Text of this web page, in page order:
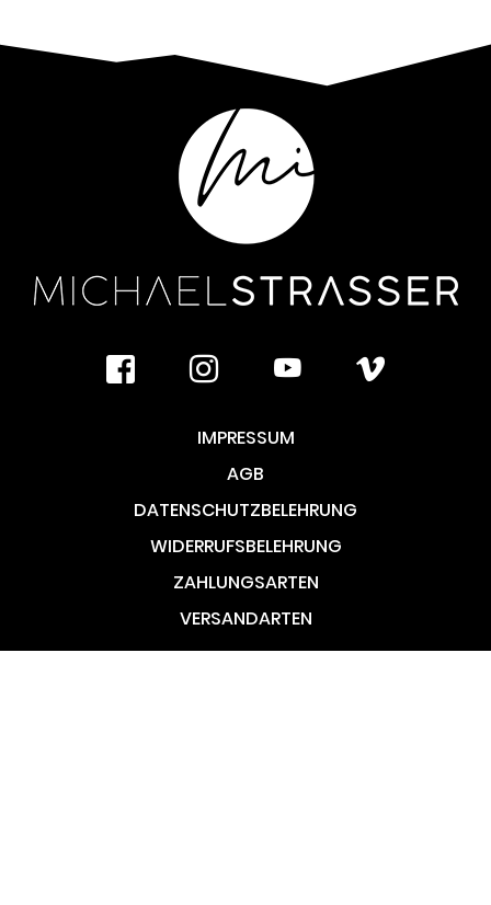
facebookinstagramyoutubevimeo
IMPRESSUM
AGB
DATENSCHUTZBELEHRUNG
WIDERRUFSBELEHRUNG
ZAHLUNGSARTEN
VERSANDARTEN